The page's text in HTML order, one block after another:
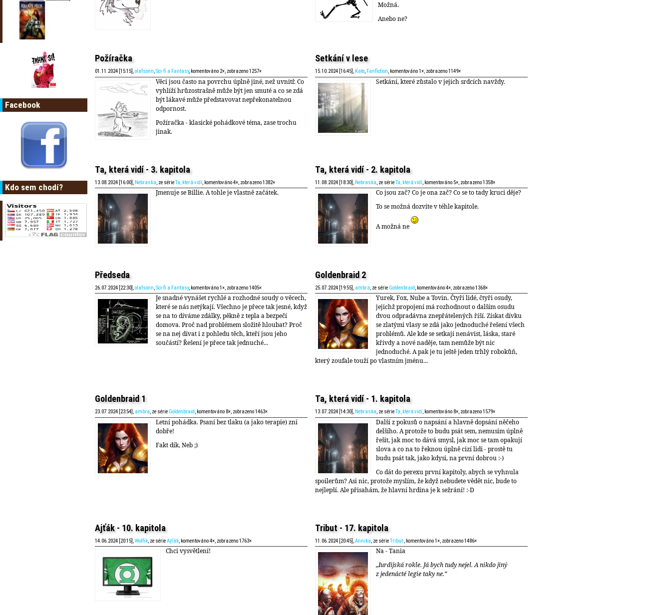
Facebook
Kdo sem chodí?
Možná.
Anebo ne?
Požíračka
01.11.2024 [15:15],olafsonn,Sci-fi a Fantasy, komentováno 2×, zobrazeno 1257×
Věci jsou často na povrchu úplně jiné, než uvnitř. Co
vyhlíží hrůzostrašně může být jen smuté a co se zdá
být lákavé může představovat nepřekonatelnou
odpornost.
Požíračka - klasické pohádkové téma, zase trochu
jinak.
Setkání v lese
15.10.2024 [16:45], Kate, Fanfiction, komentováno 1×, zobrazeno 1149×
Setkání, které zůstalo v jejich srdcích navždy.
Ta, která vidí - 3. kapitola
13.08.2024 [16:00], Nebraska, ze sérieTa, která vidí, komentováno 4×, zobrazeno 1382×
Jmenuje se Billie. A tohle je vlastně začátek.
Ta, která vidí - 2. kapitola
11.08.2024 [18:30], Nebraska, ze sérieTa, která vidí, komentováno 5×, zobrazeno 1358×
Co jsou zač? Co je ona zač? Co se to tady kruci děje?
To se možná dozvíte v téhle kapitole.
A možná ne
Předseda
26.07.2024 [22:30],olafsonn,Sci-fi a Fantasy, komentováno 1×, zobrazeno 1405×
Je snadné vynášet rychlé a rozhodné soudy o věcech,
které se nás netýkají. Všechno je přece tak jesné, když
se na to díváme zdálky, pěkně z tepla a bezpečí
domova. Proč nad problémem složitě hloubat? Proč
se na nej dívat i z pohledu těch, kteří jsou jeho
součástí? Řešení je přece tak jednuché...
Goldenbraid 2
25.07.2024 [19:55], ambra, ze série Goldenbraid, komentováno 4×, zobrazeno 1368×
Yurek, Fox, Nube a Tovin. Čtyři lidé, čtyři osudy,
jejichž propojení má rozhodnout o dalším osudu
dvou odpradávna znepřátelených říší. Získat dívku
se zlatými vlasy se zdá jako jednoduché řešení všech
problémů. Ale kde se setkají nenávist, láska, staré
křivdy a nové naděje, tam nemůže být nic
jednoduché. A pak je tu ještě jeden trhlý robokůň,
který zoufale touží po vlastním jménu...
Goldenbraid 1
23.07.2024 [23:54], ambra, ze série Goldenbraid , komentováno 8×, zobrazeno 1463×
Letní pohádka. Psaní bez tlaku (a jako terapie) zní
dobře!
Fakt dík, Neb ;)
Ta, která vidí - 1. kapitola
13.07.2024 [14:30], Nebraska, ze sérieTa, která vidí, komentováno 8×, zobrazeno 1579×
Další z pokusů o napsání a hlavně dopsání něčeho
delšího. A protože to budu psát sem, nemusím úplně
řešit, jak moc to dává smysl, jak moc se tam opakují
slova a co na to řeknou úplně cizí lidi - prostě tu
budu psát tak, jako kdysi, na první dobrou :-)
Co dát do perexu první kapitoly, abych se vyhnula
spoilerům? Asi nic, protože myslím, že když nebudete vědět nic, bude to
nejlepší. Ale přisahám, že hlavní hrdina je k sežrání! :-D
Ajťák - 10. kapitola
14.06.2024 [20:15], Wolfik , ze sérieAjťák , komentováno 4×, zobrazeno 1763×
Chci vysvětlení!
Tribut - 17. kapitola
11.06.2024 [20:45],Annika , ze sérieTribut , komentováno 1×, zobrazeno 1486×
Na - Tania
„Iurdijská rokle. Já bych tudy nejel. A nikdo jiný
z jedenácté legie taky ne.“